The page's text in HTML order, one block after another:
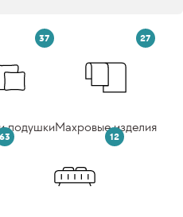
37
подушки
27
Махровые изделия
63 12